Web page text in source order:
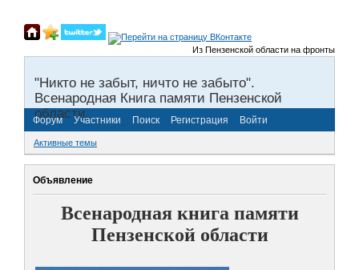
Из Пензенской области на фронты
"Никто не забыт, ничто не забыто".
Всенародная Книга памяти Пензенской
области.
Форум Участники Поиск Регистрация Войти
Активные темы
Объявление
Всенародная книга памяти
Пензенской области